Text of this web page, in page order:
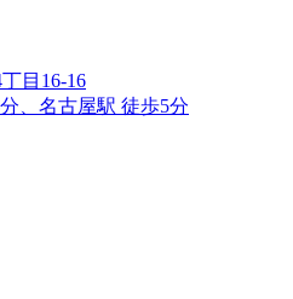
目16-16
、名古屋駅 徒歩5分